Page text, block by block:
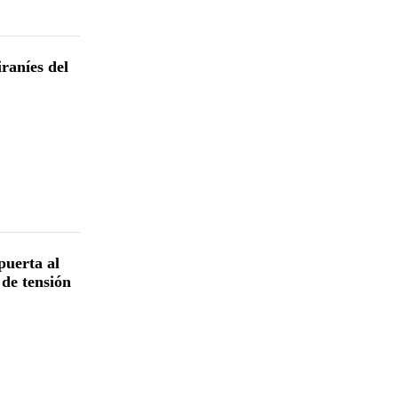
del
al
tensión